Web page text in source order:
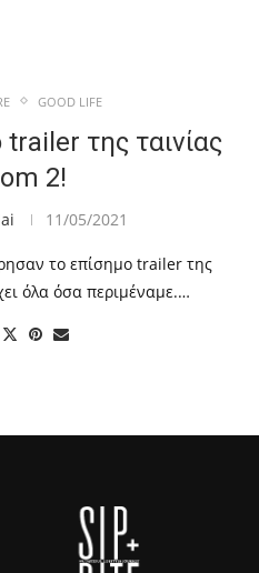
GOOD LIFE
της ταινίας
2!
11/05/2021
το επίσημο trailer της
όλα όσα περιμέναμε.…